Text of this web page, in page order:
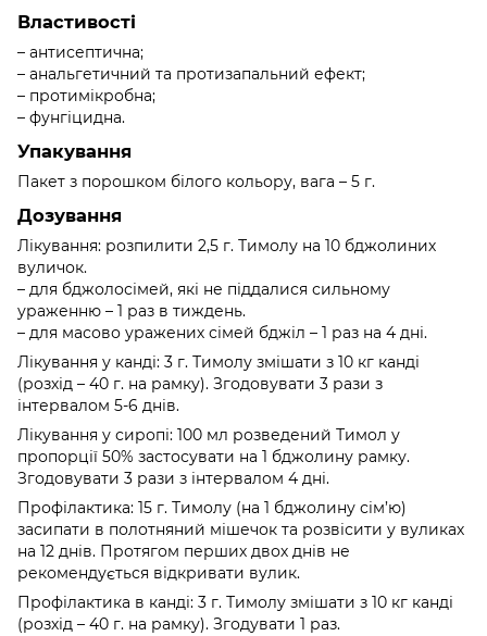
Властивості
– антисептична;
– анальгетичний та протизапальний ефект;
– протимікробна;
– фунгіцидна.
Упакування
Пакет з порошком білого кольору, вага – 5 г.
Дозування
Лікування: розпилити 2,5 г. Тимолу на 10 бджолиних
вуличок.
– для бджолосімей, які не піддалися сильному
ураженню – 1 раз в тиждень.
– для масово уражених сімей бджіл – 1 раз на 4 дні.
Лікування у канді: 3 г. Тимолу змішати з 10 кг канді
(розхід – 40 г. на рамку). Згодовувати 3 рази з
інтервалом 5-6 днів.
Лікування у сиропі: 100 мл розведений Тимол у
пропорції 50% застосувати на 1 бджолину рамку.
Згодовувати 3 рази з інтервалом 4 дні.
Профілактика: 15 г. Тимолу (на 1 бджолину сім’ю)
засипати в полотняний мішечок та розвісити у вуликах
на 12 днів. Протягом перших двох днів не
рекомендується відкривати вулик.
Профілактика в канді: 3 г. Тимолу змішати з 10 кг канді
(розхід – 40 г. на рамку). Згодувати 1 раз.